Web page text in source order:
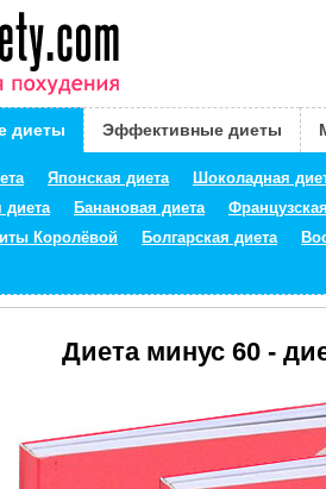
диеты
Японская диета Шоколадная
диета
Банановая диета
Королёвой
Болгарская диета
Эффективные диеты
Диета минус 60 -